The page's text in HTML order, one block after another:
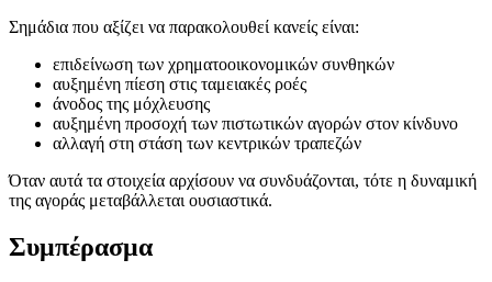
Σημάδια που αξίζει να παρακολουθεί κανείς είναι:
επιδείνωση των χρηματοοικονομικών συνθηκών
αυξημένη πίεση στις ταμειακές ροές
άνοδος της μόχλευσης
αυξημένη προσοχή των πιστωτικών αγορών στον κίνδυνο
αλλαγή στη στάση των κεντρικών τραπεζών
Όταν αυτά τα στοιχεία αρχίσουν να συνδυάζονται, τότε η δυναμική
της αγοράς μεταβάλλεται ουσιαστικά.
Συμπέρασμα